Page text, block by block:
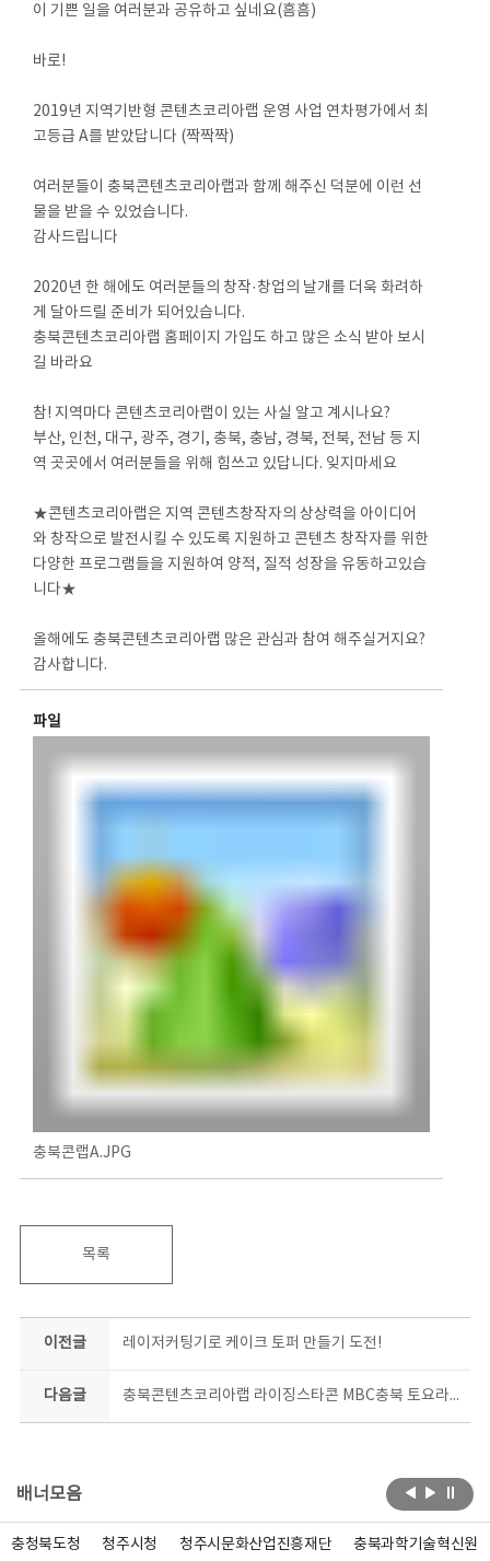
이 기쁜 일을 여러분과 공유하고 싶네요(흠흠)
바로!
2019년 지역기반형 콘텐츠코리아랩 운영 사업 연차평가에서 최
고등급 A를 받았답니다 (짝짝짝)
여러분들이 충북콘텐츠코리아랩과 함께 해주신 덕분에 이런 선
물을 받을 수 있었습니다.
감사드립니다
2020년 한 해에도 여러분들의 창작·창업의 날개를 더욱 화려하
게 달아드릴 준비가 되어있습니다.
충북콘텐츠코리아랩 홈페이지 가입도 하고 많은 소식 받아 보시
길 바라요
참! 지역마다 콘텐츠코리아랩이 있는 사실 알고 계시나요?
부산, 인천, 대구, 광주, 경기, 충북, 충남, 경북, 전북, 전남 등 지
역 곳곳에서 여러분들을 위해 힘쓰고 있답니다. 잊지마세요
★콘텐츠코리아랩은 지역 콘텐츠창작자의 상상력을 아이디어
와 창작으로 발전시킬 수 있도록 지원하고 콘텐츠 창작자를 위한
다양한 프로그램들을 지원하여 양적, 질적 성장을 유동하고있습
니다★
올해에도 충북콘텐츠코리아랩 많은 관심과 참여 해주실거지요?
감사합니다.
파일
충북콘랩A.JPG
목록
이전글 레이저커팅기로 케이크 토퍼 만들기 도전!
다음글 충북콘텐츠코리아랩 라이징스타콘 MBC충북 토요라디오 출연_많은 청각 바랍니다:)
배너모음
충청북도청 청주시청 청주시문화산업진흥재단 충북과학기술혁신원